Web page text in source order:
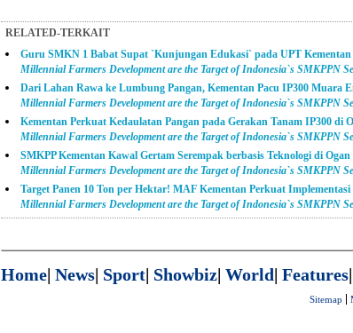
RELATED-TERKAIT
Guru SMKN 1 Babat Supat `Kunjungan Edukasi` pada UPT
Millennial Farmers Development are the Target of Indonesia`s SMKPPN
Dari Lahan Rawa ke Lumbung Pangan, Kementan Pacu IP300 Muara
Millennial Farmers Development are the Target of Indonesia`s SMKPPN
Kementan Perkuat Kedaulatan Pangan pada Gerakan Tanam IP300 di
Millennial Farmers Development are the Target of Indonesia`s SMKPPN
SMKPP Kementan Kawal Gertam Serempak berbasis Teknologi di
Millennial Farmers Development are the Target of Indonesia`s SMKPPN
Target Panen 10 Ton per Hektar! MAF Kementan Perkuat
Millennial Farmers Development are the Target of Indonesia`s SMKPPN
Home| News| Sport| Showbiz| World| Features|
Sitemap